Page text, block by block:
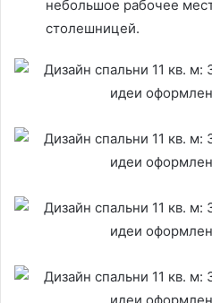
небольшое рабочее
столешницей.